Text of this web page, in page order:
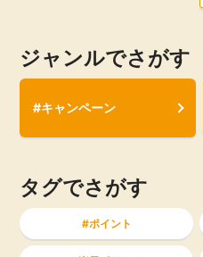
ジャンルでさがす
#キャンペーン
タグでさがす
ポイント